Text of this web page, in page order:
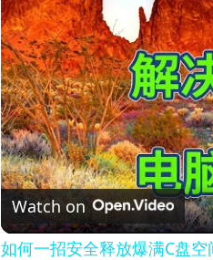
Watch on
如何一招安全释放爆满C盘空